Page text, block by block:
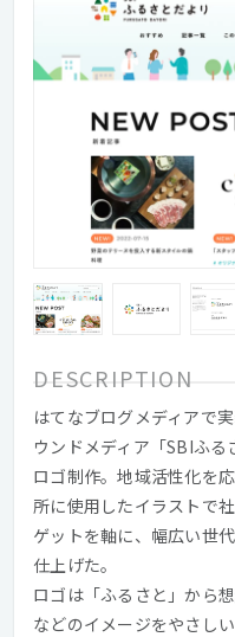
DESCRIPTION
はてなブログメディアで
ウンドメディア「SBIふ
ロゴ制作。地域活性化を
所に使用したイラストで
ゲットを軸に、幅広い世
仕上げた。
ロゴは「ふるさと」から
などのイメージをやさし